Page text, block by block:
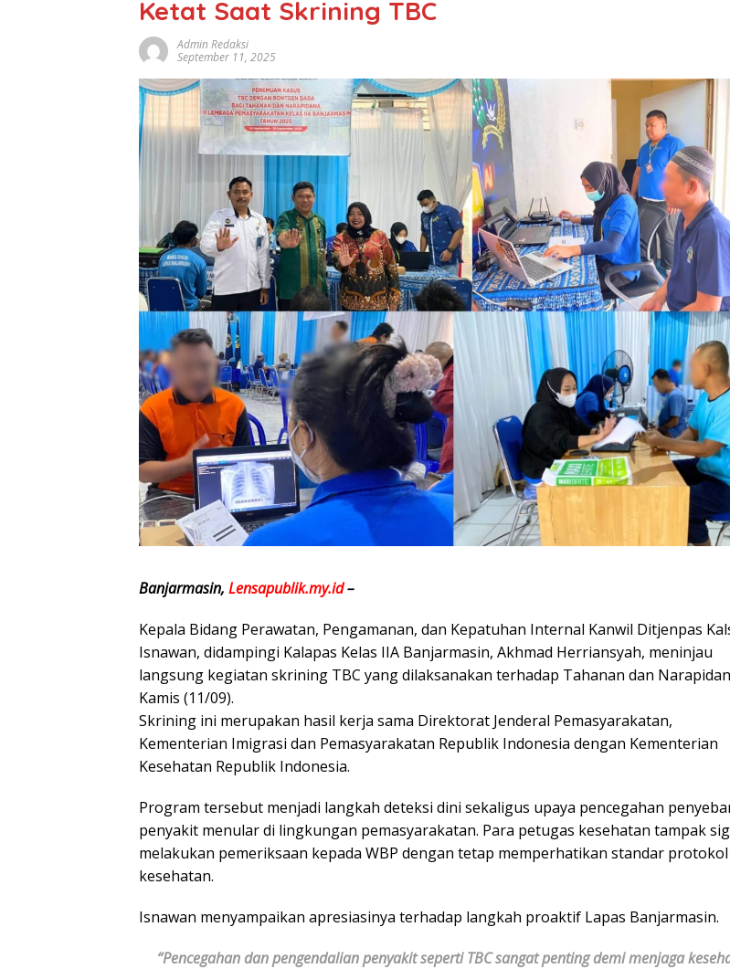
Ketat Saat Skrining TBC
Admin Redaksi
September 11, 2025
Banjarmasin, Lensapublik.my.id–
Kepala Bidang Perawatan, Pengamanan, dan Kepatuhan Internal Kanwil Ditjenpas
Isnawan, didampingi Kalapas Kelas IIA Banjarmasin, Akhmad Herriansyah, meninjau
langsung kegiatan skrining TBC yang dilaksanakan terhadap Tahanan dan
Kamis (11/09).
Skrining ini merupakan hasil kerja sama Direktorat Jenderal Pemasyarakatan,
Kementerian Imigrasi dan Pemasyarakatan Republik Indonesia dengan Kementerian
Kesehatan Republik Indonesia.
Program tersebut menjadi langkah deteksi dini sekaligus upaya pencegahan
penyakit menular di lingkungan pemasyarakatan. Para petugas kesehatan tampak
melakukan pemeriksaan kepada WBP dengan tetap memperhatikan standar protokol
kesehatan.
Isnawan menyampaikan apresiasinya terhadap langkah proaktif Lapas Banjarmasin.
“Pencegahan dan pengendalian penyakit seperti TBC sangat penting demi menjaga